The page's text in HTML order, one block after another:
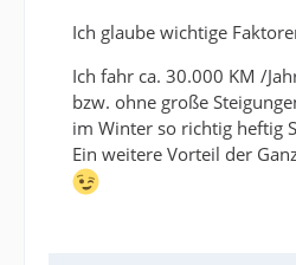
Ich glaube wichtige
Ich fahr ca. 30.000 KM /
bzw. ohne große
im Winter so richtig heftig
Ein weitere Vorteil der